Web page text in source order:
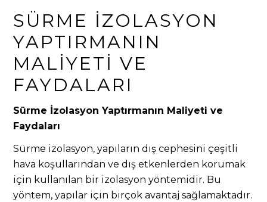
SÜRME İZOLASYON
YAPTIRMANIN
MALIYETI VE
FAYDALARI
Sürme İzolasyon Yaptırmanın Maliyeti ve
Faydaları
Sürme izolasyon, yapıların dış cephesini çeşitli
hava koşullarından ve dış etkenlerden korumak
için kullanılan bir izolasyon yöntemidir. Bu
yöntem, yapılar için birçok avantaj sağlamaktadır.